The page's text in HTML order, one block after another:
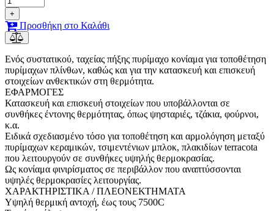
+
Προσθήκη στο Καλάθι
Ενός συστατικού, ταχείας πήξης πυρίμαχο κονίαμα για τοποθέτηση
πυρίμαχων πλίνθων, καθώς και για την κατασκευή και επισκευή
στοιχείων ανθεκτικών στη θερμότητα.
ΕΦΑΡΜΟΓΕΣ
Κατασκευή και επισκευή στοιχείων που υποβάλλονται σε
συνθήκες έντονης θερμότητας, όπως ψησταριές, τζάκια, φούρνοι,
κ.α.
Ειδικά σχεδιασμένο τόσο για τοποθέτηση και αρμολόγηση μεταξύ
πυρίμαχων κεραμικών, τσιμεντένιων μπλοκ, πλακιδίων terracota
που λειτουργούν σε συνθήκες υψηλής θερμοκρασίας.
Ως κονίαμα φινιρίσματος σε περιβάλλον που αναπτύσσονται
υψηλές θερμοκρασίες λειτουργίας.
ΧΑΡΑΚΤΗΡΙΣΤΙΚΑ / ΠΛΕΟΝΕΚΤΗΜΑΤΑ
Υψηλή θερμική αντοχή, έως τους 7500C